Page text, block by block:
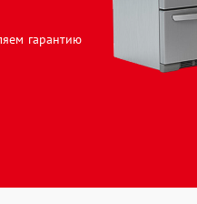
гарантию